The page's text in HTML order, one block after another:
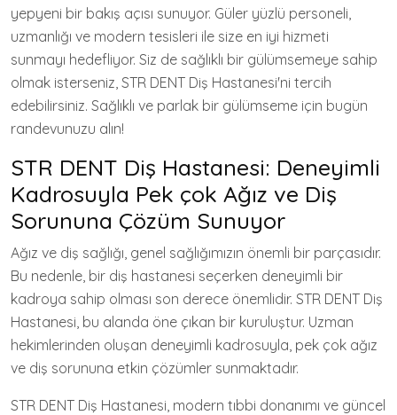
yepyeni bir bakış açısı sunuyor. Güler yüzlü personeli,
uzmanlığı ve modern tesisleri ile size en iyi hizmeti
sunmayı hedefliyor. Siz de sağlıklı bir gülümsemeye sahip
olmak isterseniz, STR DENT Diş Hastanesi'ni tercih
edebilirsiniz. Sağlıklı ve parlak bir gülümseme için bugün
randevunuzu alın!
STR DENT Diş Hastanesi: Deneyimli
Kadrosuyla Pek çok Ağız ve Diş
Sorununa Çözüm Sunuyor
Ağız ve diş sağlığı, genel sağlığımızın önemli bir parçasıdır.
Bu nedenle, bir diş hastanesi seçerken deneyimli bir
kadroya sahip olması son derece önemlidir. STR DENT Diş
Hastanesi, bu alanda öne çıkan bir kuruluştur. Uzman
hekimlerinden oluşan deneyimli kadrosuyla, pek çok ağız
ve diş sorununa etkin çözümler sunmaktadır.
STR DENT Diş Hastanesi, modern tıbbi donanımı ve güncel